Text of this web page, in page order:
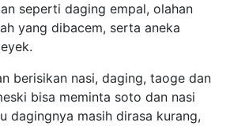
seperti daging empal, olahan
yang dibacem, serta aneka
berisikan nasi, daging, taoge dan
bisa meminta soto dan nasi
dagingnya masih dirasa kurang,